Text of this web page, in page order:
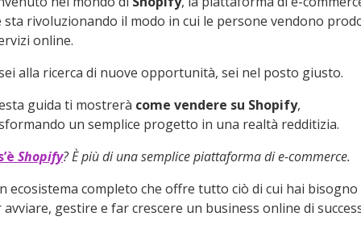
sta rivoluzionando il modo in cui le persone vendono
online.
alla ricerca di nuove opportunità, sei nel posto giusto.
guida ti mostrerà come vendere su Shopify,
un semplice progetto in una realtà redditizia.
Shopify? È più di una semplice piattaforma di e-commerce.
ecosistema completo che offre tutto ciò di cui hai bisogno
avviare, gestire e far crescere un business online di